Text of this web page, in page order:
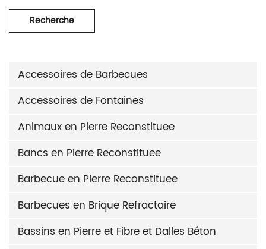
Recherche
Accessoires de Barbecues
Accessoires de Fontaines
Animaux en Pierre Reconstituee
Bancs en Pierre Reconstituee
Barbecue en Pierre Reconstituee
Barbecues en Brique Refractaire
Bassins en Pierre et Fibre et Dalles Béton